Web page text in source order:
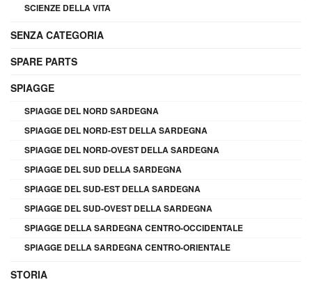
SCIENZE DELLA VITA
SENZA CATEGORIA
SPARE PARTS
SPIAGGE
SPIAGGE DEL NORD SARDEGNA
SPIAGGE DEL NORD-EST DELLA SARDEGNA
SPIAGGE DEL NORD-OVEST DELLA SARDEGNA
SPIAGGE DEL SUD DELLA SARDEGNA
SPIAGGE DEL SUD-EST DELLA SARDEGNA
SPIAGGE DEL SUD-OVEST DELLA SARDEGNA
SPIAGGE DELLA SARDEGNA CENTRO-OCCIDENTALE
SPIAGGE DELLA SARDEGNA CENTRO-ORIENTALE
STORIA